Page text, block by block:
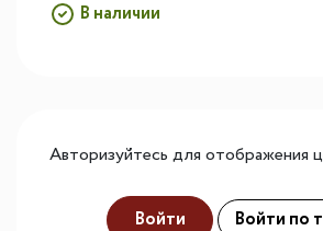
В наличии
Авторизуйтесь для отображения
Войти Войти по